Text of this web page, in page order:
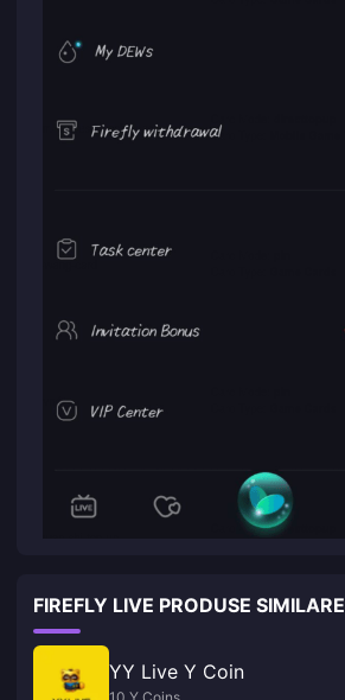
FIREFLY LIVE PRODUSE SIMILARE
YY Live Y Coin